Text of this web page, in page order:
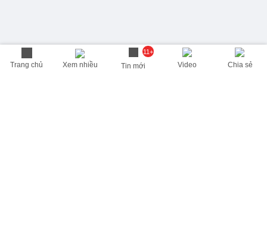
Trang chủ Xem nhiều
11+
Tin mới Video Chia sẻ